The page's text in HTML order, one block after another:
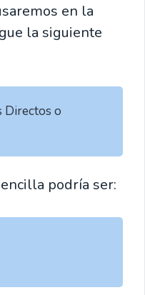
en la
la siguiente
Directos o
podría ser: